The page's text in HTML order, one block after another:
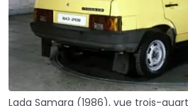
Lada Samara (1986), vue trois-